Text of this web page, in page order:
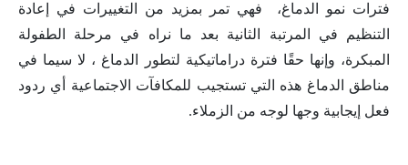
فترات نمو الدماغ، فهي تمر بمزيد من التغييرات في إعادة
التنظيم في المرتبة الثانية بعد ما نراه في مرحلة الطفولة
المبكرة، وإنها حقًا فترة دراماتيكية لتطور الدماغ ، لا سيما في
مناطق الدماغ هذه التي تستجيب للمكافآت الاجتماعية أي ردود
فعل إيجابية وجها لوجه من الزملاء.